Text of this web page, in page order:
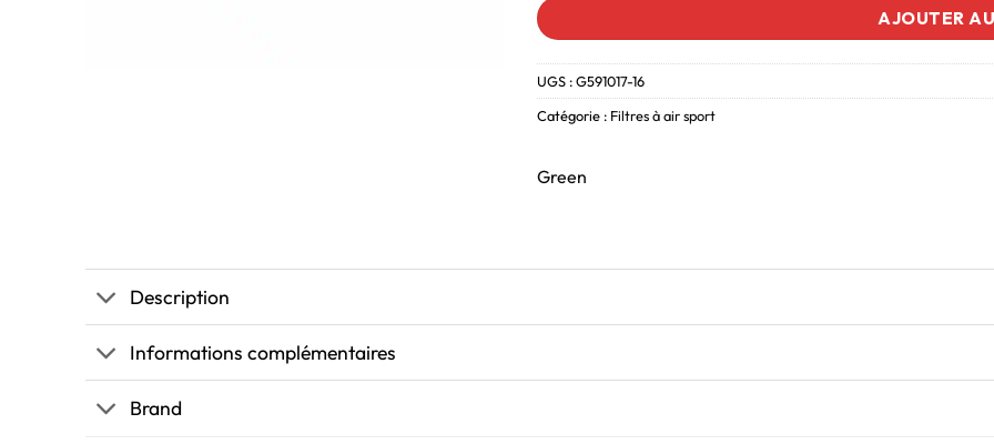
AJOUTER
UGS :G591017-16
Catégorie : Filtres à air sport
Green
Description
Informations complémentaires
Brand